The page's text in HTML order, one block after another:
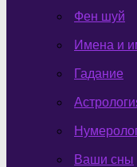
Фен шуй
Имена и
Гадание
Ваши сны